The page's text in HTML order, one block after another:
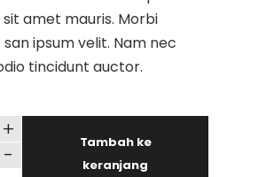
sit amet mauris. Morbi
ipsum velit. Nam nec
tincidunt auctor.
-
+
Tambah ke
keranjang